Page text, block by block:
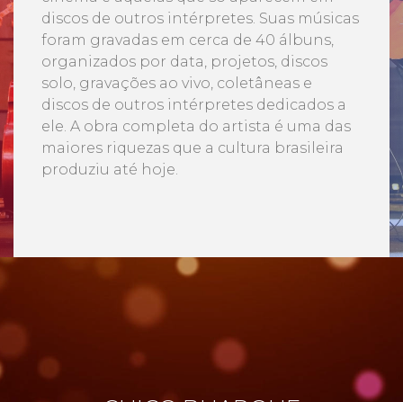
discos de outros intérpretes. Suas músicas
foram gravadas em cerca de 40 álbuns,
organizados por data, projetos, discos
solo, gravações ao vivo, coletâneas e
discos de outros intérpretes dedicados a
ele. A obra completa do artista é uma das
maiores riquezas que a cultura brasileira
produziu até hoje.